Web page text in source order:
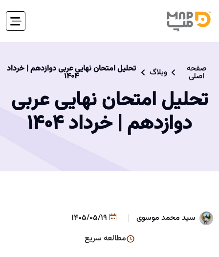
صفحه
اصلی وبلاگ تحلیل امتحان نهایی عربی دوازدهم | خرداد
۱۴۰۴
تحلیل امتحان نهایی عربی
دوازدهم | خرداد ۱۴۰۴
سید محمد موسوی
مطالعه سریع